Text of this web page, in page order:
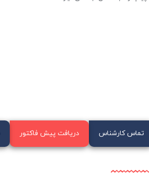
تماس کارشناس دریافت پیش فاکتور